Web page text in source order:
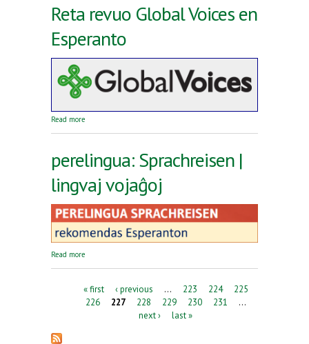
Reta revuo Global Voices en
Esperanto
Read more
perelingua: Sprachreisen |
lingvaj vojaĝoj
Read more
Pages« first ‹ previous … 223 224
225
226
227 228 229 230 231
…
next ›
last »